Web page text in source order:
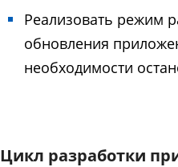
Реализовать режим
обновления
необходимости
Цикл разработки